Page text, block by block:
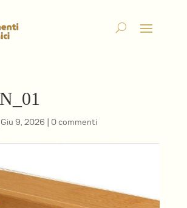
Giu 9, 2026 | 0 commenti